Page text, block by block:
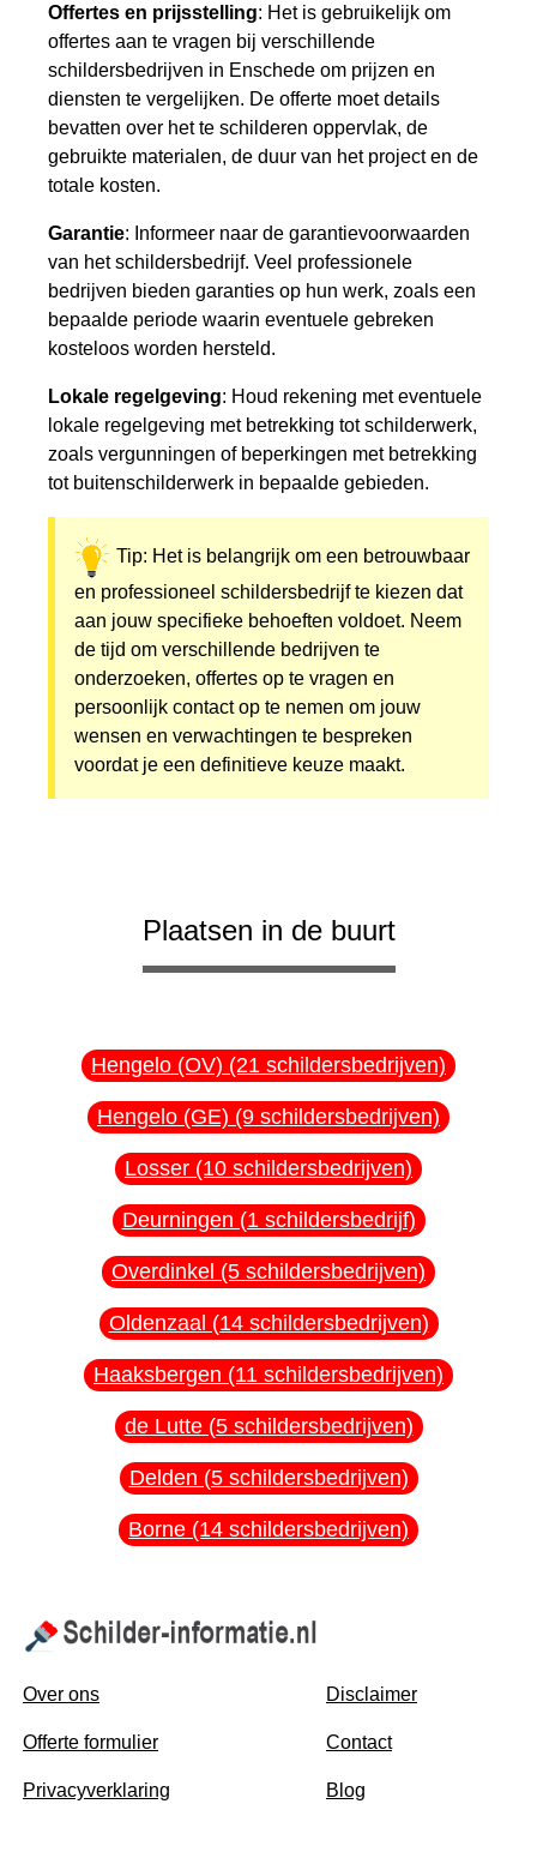
Offertes en prijsstelling: Het is gebruikelijk om
offertes aan te vragen bij verschillende
schildersbedrijven in Enschede om prijzen en
diensten te vergelijken. De offerte moet details
bevatten over het te schilderen oppervlak, de
gebruikte materialen, de duur van het project en de
totale kosten.
Garantie: Informeer naar de garantievoorwaarden
van het schildersbedrijf. Veel professionele
bedrijven bieden garanties op hun werk, zoals een
bepaalde periode waarin eventuele gebreken
kosteloos worden hersteld.
Lokale regelgeving: Houd rekening met eventuele
lokale regelgeving met betrekking tot schilderwerk,
zoals vergunningen of beperkingen met betrekking
tot buitenschilderwerk in bepaalde gebieden.
Tip: Het is belangrijk om een betrouwbaar
en professioneel schildersbedrijf te kiezen dat
aan jouw specifieke behoeften voldoet. Neem
de tijd om verschillende bedrijven te
onderzoeken, offertes op te vragen en
persoonlijk contact op te nemen om jouw
wensen en verwachtingen te bespreken
voordat je een definitieve keuze maakt.
Plaatsen in de buurt
Hengelo (OV) (21 schildersbedrijven)
Hengelo (GE) (9 schildersbedrijven)
Losser (10 schildersbedrijven)
Deurningen (1 schildersbedrijf)
Overdinkel (5 schildersbedrijven)
Oldenzaal (14 schildersbedrijven)
Haaksbergen (11 schildersbedrijven)
de Lutte (5 schildersbedrijven)
Delden (5 schildersbedrijven)
Borne (14 schildersbedrijven)
Over ons
Offerte formulier
Privacyverklaring
Disclaimer
Contact
Blog